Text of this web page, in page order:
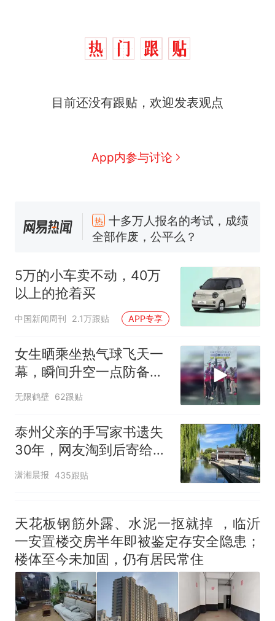
目前还没有跟贴，欢迎发表观点
App内参与讨论
全部作废，公平么？
新
全球唯一没有法定首都的国
线一圈，还曾两次到中国寻根
的抢着买
视频丨只要一枚命中就能让航
母瘫痪 轰-6J实力有多强？
热 十多万人报名的考试，成绩
全部作废，公平么？
5万的小车卖不动，40万
以上的抢着买
中国新闻周刊 2.1万跟贴 APP专享
女生晒乘坐热气球飞天一
幕，瞬间升空一点防备都
没有
无限鹤壁 62跟贴
泰州父亲的手写家书遗失
30年，网友淘到后寄给女
儿：花鸟市场搬了，但爱
潇湘晨报 435跟贴
天花板钢筋外露、水泥一抠就掉 ，临沂
一安置楼交房半年即被鉴定存安全隐患；
楼体至今未加固，仍有居民常住